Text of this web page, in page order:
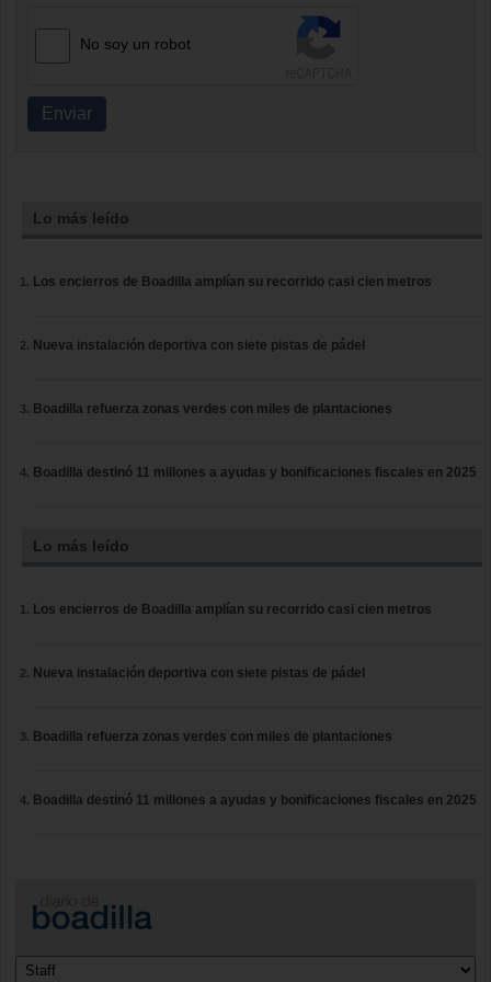
No soy un robot
Enviar
Lo más leído
Los encierros de Boadilla amplían su recorrido casi cien metros
Nueva instalación deportiva con siete pistas de pádel
Boadilla refuerza zonas verdes con miles de plantaciones
Boadilla destinó 11 millones a ayudas y bonificaciones fiscales en 2025
Lo más leído
Los encierros de Boadilla amplían su recorrido casi cien metros
Nueva instalación deportiva con siete pistas de pádel
Boadilla refuerza zonas verdes con miles de plantaciones
Boadilla destinó 11 millones a ayudas y bonificaciones fiscales en 2025